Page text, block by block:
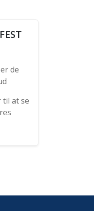
de
til at se